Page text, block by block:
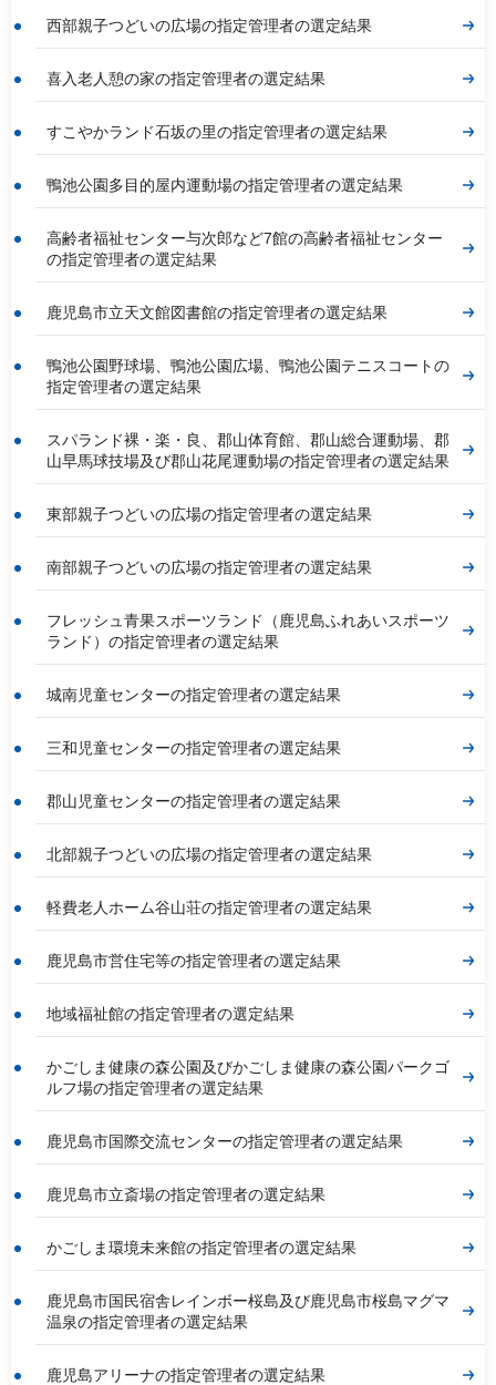
西部親子つどいの広場の指定管理者の選定結果
喜入老人憩の家の指定管理者の選定結果
すこやかランド石坂の里の指定管理者の選定結果
鴨池公園多目的屋内運動場の指定管理者の選定結果
高齢者福祉センター与次郎など7館の高齢者福祉センター
の指定管理者の選定結果
鹿児島市立天文館図書館の指定管理者の選定結果
鴨池公園野球場、鴨池公園広場、鴨池公園テニスコートの
指定管理者の選定結果
スパランド裸・楽・良、郡山体育館、郡山総合運動場、郡
山早馬球技場及び郡山花尾運動場の指定管理者の選定結果
東部親子つどいの広場の指定管理者の選定結果
南部親子つどいの広場の指定管理者の選定結果
フレッシュ青果スポーツランド（鹿児島ふれあいスポーツ
ランド）の指定管理者の選定結果
城南児童センターの指定管理者の選定結果
三和児童センターの指定管理者の選定結果
郡山児童センターの指定管理者の選定結果
北部親子つどいの広場の指定管理者の選定結果
軽費老人ホーム谷山荘の指定管理者の選定結果
鹿児島市営住宅等の指定管理者の選定結果
地域福祉館の指定管理者の選定結果
かごしま健康の森公園及びかごしま健康の森公園パークゴ
ルフ場の指定管理者の選定結果
鹿児島市国際交流センターの指定管理者の選定結果
鹿児島市立斎場の指定管理者の選定結果
かごしま環境未来館の指定管理者の選定結果
鹿児島市国民宿舎レインボー桜島及び鹿児島市桜島マグマ
温泉の指定管理者の選定結果
鹿児島アリーナの指定管理者の選定結果